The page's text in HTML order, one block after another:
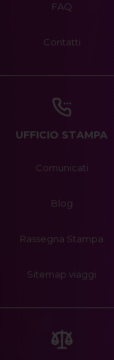
FAQ
Contatti
UFFICIO STAMPA
Comunicati
Blog
Rassegna Stampa
Sitemap viaggi